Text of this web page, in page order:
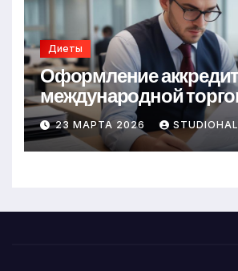
Диеты
Оформление
международной
23 МАРТА 2026